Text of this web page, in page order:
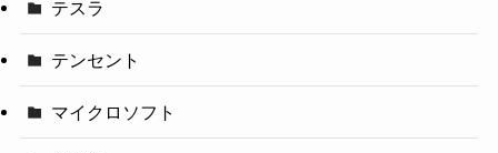
テスラ
テンセント
マイクロソフト